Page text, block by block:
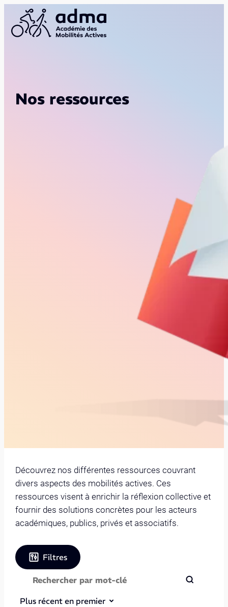
Nos ressources
Découvrez nos différentes ressources couvrant
divers aspects des mobilités actives. Ces
ressources visent à enrichir la réflexion collective et
fournir des solutions concrètes pour les acteurs
académiques, publics, privés et associatifs.
Filtres
Plus récent en premier